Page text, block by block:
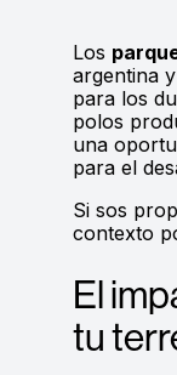
Los
argentina
para los
polos
una
para el
Si sos
contexto
El
tu